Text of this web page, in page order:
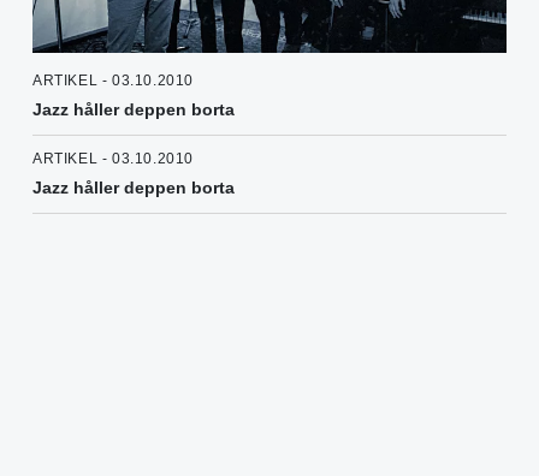
ARTIKEL - 03.10.2010
Jazz håller deppen borta
ARTIKEL - 03.10.2010
Jazz håller deppen borta